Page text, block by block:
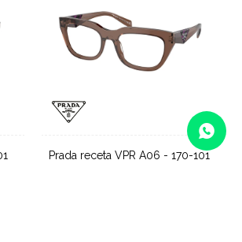
Prada receta VPR A06 - 170-101